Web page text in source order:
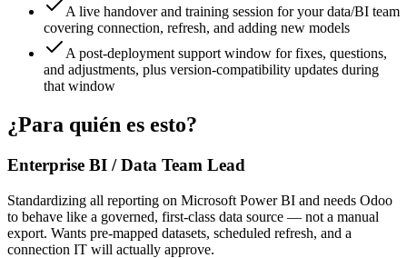
A live handover and training session for your data/BI team
covering connection, refresh, and adding new models
A post-deployment support window for fixes, questions,
and adjustments, plus version-compatibility updates during
that window
¿Para quién es esto?
Enterprise BI / Data Team Lead
Standardizing all reporting on Microsoft Power BI and needs Odoo
to behave like a governed, first-class data source — not a manual
export. Wants pre-mapped datasets, scheduled refresh, and a
connection IT will actually approve.